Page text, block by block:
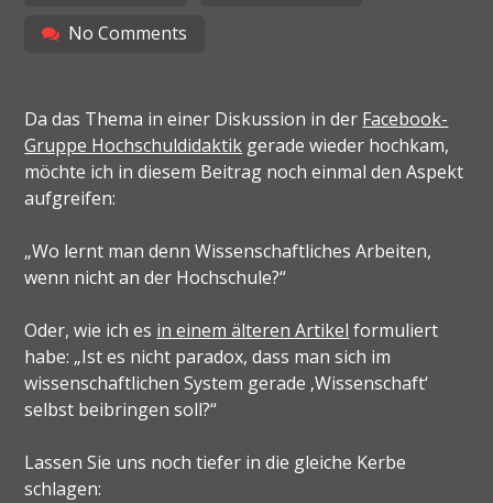
No Comments
Da das Thema in einer Diskussion in der Facebook-
Gruppe Hochschuldidaktik gerade wieder hochkam,
möchte ich in diesem Beitrag noch einmal den Aspekt
aufgreifen:
„Wo lernt man denn Wissenschaftliches Arbeiten,
wenn nicht an der Hochschule?“
Oder, wie ich es in einem älteren Artikel formuliert
habe: „Ist es nicht paradox, dass man sich im
wissenschaftlichen System gerade ‚Wissenschaft‘
selbst beibringen soll?“
Lassen Sie uns noch tiefer in die gleiche Kerbe
schlagen: